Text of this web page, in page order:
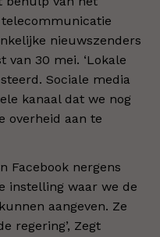
nieuwszenders
van 30 mei. ‘Lokale
Sociale media
kanaal dat we nog
overheid aan te
Facebook nergens
instelling waar we de
aangeven. Ze
regering’, Zegt